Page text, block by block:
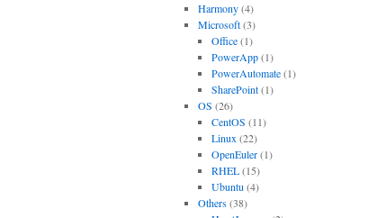
Harmony(4)
Microsoft(3)
Office(1)
PowerApp(1)
PowerAutomate(1)
SharePoint(1)
OS (26)
CentOS (11)
Linux (22)
OpenEuler(1)
RHEL(15)
Ubuntu (4)
Others(38)